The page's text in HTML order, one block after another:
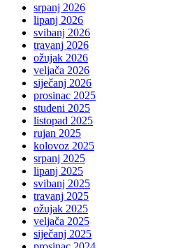
srpanj 2026
lipanj 2026
svibanj 2026
travanj 2026
ožujak 2026
veljača 2026
siječanj 2026
prosinac 2025
studeni 2025
listopad 2025
rujan 2025
kolovoz 2025
srpanj 2025
lipanj 2025
svibanj 2025
travanj 2025
ožujak 2025
veljača 2025
siječanj 2025